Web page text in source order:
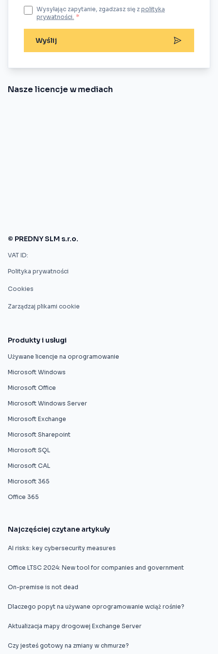
Wysyłając zapytanie, zgadzasz się zpolityką
prywatności. *
Wyślij
Nasze licencje w mediach
© PREDNY SLM s.r.o.
VAT ID:
Polityka prywatności
Cookies
Zarządzaj plikami cookie
Produkty i usługi
Używane licencje na oprogramowanie
Microsoft Windows
Microsoft Office
Microsoft Windows Server
Microsoft Exchange
Microsoft Sharepoint
Microsoft SQL
Microsoft CAL
Microsoft 365
Office 365
Najczęściej czytane artykuły
AI risks: key cybersecurity measures
Office LTSC 2024: New tool for companies and government
On-premise is not dead
Dlaczego popyt na używane oprogramowanie wciąż rośnie?
Aktualizacja mapy drogowej Exchange Server
Czy jesteś gotowy na zmiany w chmurze?